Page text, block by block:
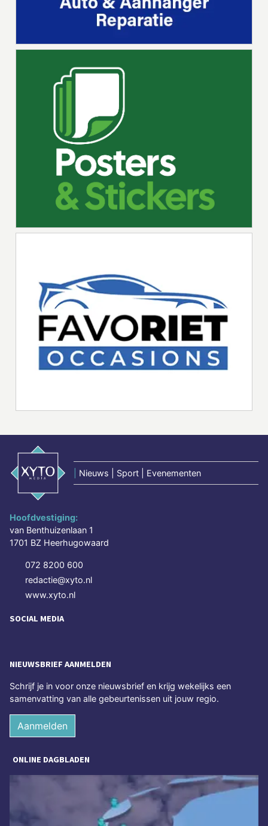
Nieuws | Sport | Evenementen
Hoofdvestiging:
van Benthuizenlaan 1
1701 BZ Heerhugowaard
072 8200 600
redactie@xyto.nl
www.xyto.nl
SOCIAL MEDIA
NIEUWSBRIEF AANMELDEN
Schrijf je in voor onze nieuwsbrief en krijg wekelijks een
samenvatting van alle gebeurtenissen uit jouw regio.
Aanmelden
ONLINE DAGBLADEN